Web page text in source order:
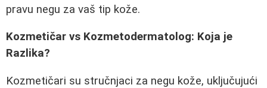
pravu negu za vaš tip kože.
Kozmetičar vs Kozmetodermatolog: Koja je
Razlika?
Kozmetičari su stručnjaci za negu kože, uključujući